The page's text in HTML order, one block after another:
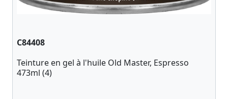
C84408
Teinture en gel à l'huile Old Master, Espresso
473ml (4)